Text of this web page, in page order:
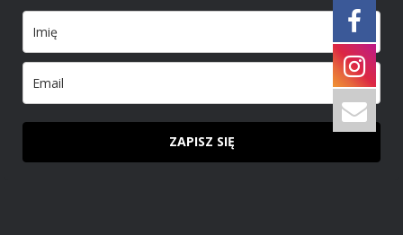
ZAPISZ SIĘ